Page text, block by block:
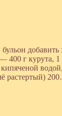
400 г курута,
растертый)